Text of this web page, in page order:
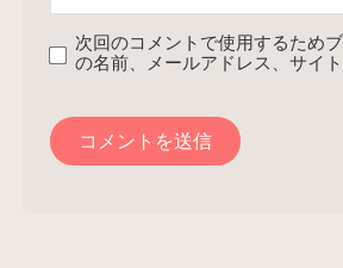
次回のコメントで使用するため
の名前、メールアドレス、サイト